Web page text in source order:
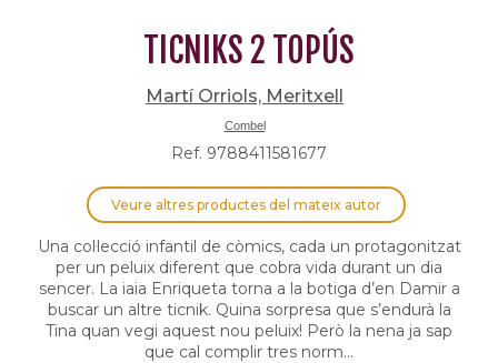
TICNIKS 2 TOPÚS
Martí Orriols, Meritxell
Combel
Ref. 9788411581677
Veure altres productes del mateix autor
Una col·lecció infantil de còmics, cada un protagonitzat
per un peluix diferent que cobra vida durant un dia
sencer. La iaia Enriqueta torna a la botiga d’en Damir a
buscar un altre ticnik. Quina sorpresa que s’endurà la
Tina quan vegi aquest nou peluix! Però la nena ja sap
que cal complir tres norm...